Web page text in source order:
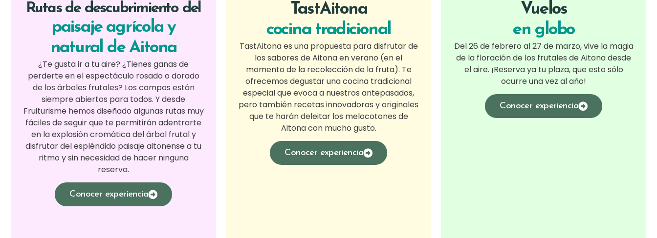
Rutas de descubrimiento del
paisaje agrícola y
natural de Aitona
¿Te gusta ir a tu aire? ¿Tienes ganas de
perderte en el espectáculo rosado o dorado
de los árboles frutales? Los campos están
siempre abiertos para todos. Y desde
Fruiturisme hemos diseñado algunas rutas muy
fáciles de seguir que te permitirán adentrarte
en la explosión cromática del árbol frutal y
disfrutar del espléndido paisaje aitonense a tu
ritmo y sin necesidad de hacer ninguna
reserva.
Conocer experiencia
TastAitona
cocina tradicional
TastAitona es una propuesta para disfrutar de
los sabores de Aitona en verano (en el
momento de la recolección de la fruta). Te
ofrecemos degustar una cocina tradicional
especial que evoca a nuestros antepasados,
pero también recetas innovadoras y originales
que te harán deleitar los melocotones de
Aitona con mucho gusto.
Conocer experiencia
Vuelos
en globo
Del 26 de febrero al 27 de marzo, vive la magia
de la floración de los frutales de Aitona desde
el aire. ¡Reserva ya tu plaza, que esto sólo
ocurre una vez al año!
Conocer experiencia